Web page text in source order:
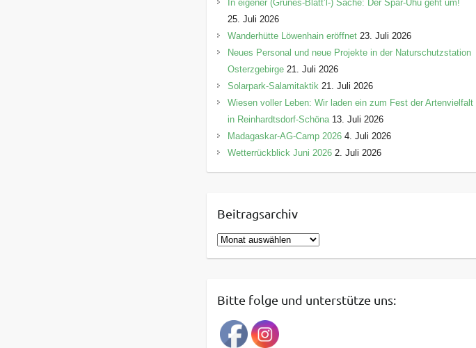
In eigener (Grünes-Blätt’l-) Sache: Der Spar-Uhu geht um!
25. Juli 2026
Wanderhütte Löwenhain eröffnet 23. Juli 2026
Neues Personal und neue Projekte in der Naturschutzstation
Osterzgebirge 21. Juli 2026
Solarpark-Salamitaktik 21. Juli 2026
Wiesen voller Leben: Wir laden ein zum Fest der Artenvielfalt
in Reinhardtsdorf-Schöna 13. Juli 2026
Madagaskar-AG-Camp 2026 4. Juli 2026
Wetterrückblick Juni 2026 2. Juli 2026
Beitragsarchiv
B
e
r
g
Bitte folge und unterstütze uns: